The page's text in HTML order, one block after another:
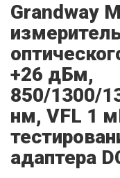
Grandway
+26 дБм,
850/1300/
нм, VFL 1
адаптера